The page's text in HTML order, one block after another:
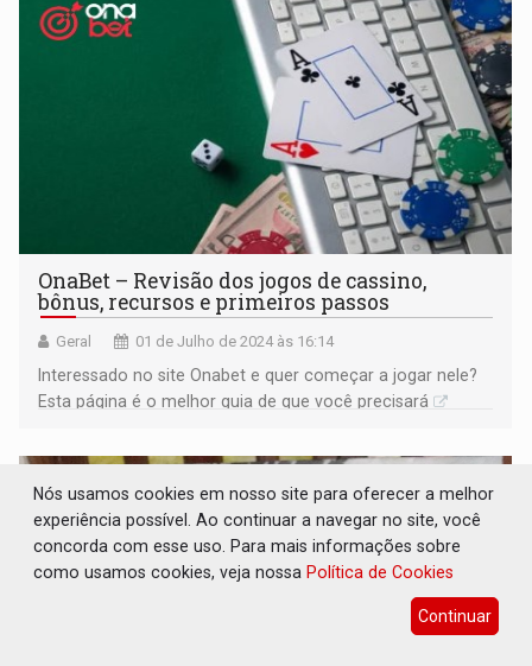
OnaBet – Revisão dos jogos de cassino,
bônus, recursos e primeiros passos
Geral 01 de Julho de 2024 às 16:14
Interessado no site Onabet e quer começar a jogar nele?
Esta página é o melhor guia de que você precisará
Nós usamos cookies em nosso site para oferecer a melhor
experiência possível. Ao continuar a navegar no site, você
concorda com esse uso. Para mais informações sobre
como usamos cookies, veja nossa Política de Cookies
Continuar